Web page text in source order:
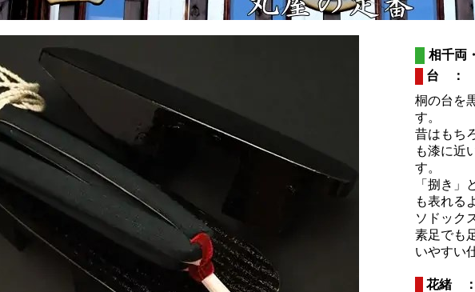
相千両
台
桐の台を
す。
昔はもち
も漆に近
す。
「捌き」
も表れる
ソドック
素足でも
いやすい
花緒